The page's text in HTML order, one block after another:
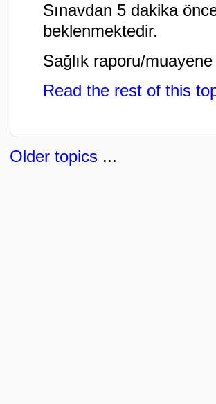
Sınavdan 5 dakika
beklenmektedir.
Sağlık raporu/
Read the rest of this
Older topics ...